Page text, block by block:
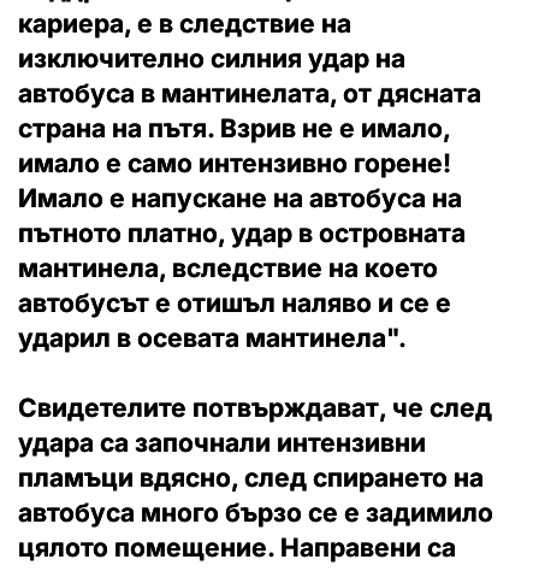
кариера, е в следствие на
изключително силния удар на
автобуса в мантинелата, от дясната
страна на пътя. Взрив не е имало,
имало е само интензивно горене!
Имало е напускане на автобуса на
пътното платно, удар в островната
мантинела, вследствие на което
автобусът е отишъл наляво и се е
ударил в осевата мантинела".
Свидетелите потвърждават, че след
удара са започнали интензивни
пламъци вдясно, след спирането на
автобуса много бързо се е задимило
цялото помещение. Направени са